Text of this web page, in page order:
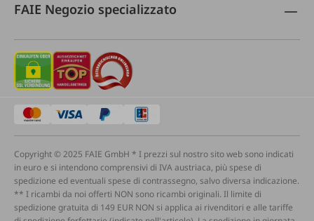
FAIE Negozio specializzato
Copyright © 2025 FAIE GmbH * I prezzi sul nostro sito web sono indicati
in euro e si intendono comprensivi di IVA austriaca, più spese di
spedizione ed eventuali spese di contrassegno, salvo diversa indicazione.
** I ricambi da noi offerti NON sono ricambi originali. Il limite di
spedizione gratuita di 149 EUR NON si applica ai rivenditori e alle tariffe